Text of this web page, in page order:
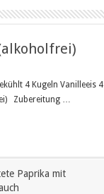
4 Kugeln Vanilleeis 4
Zubereitung …
Paprika mit